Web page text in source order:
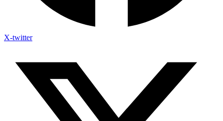
X-twitter